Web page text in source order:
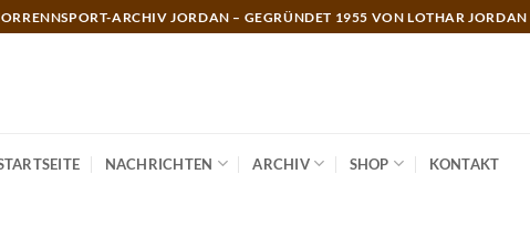
ARCHIV JORDAN – GEGRÜNDET 1955 VON LOTHAR JORDAN
NACHRICHTEN ARCHIV SHOP KONTAKT